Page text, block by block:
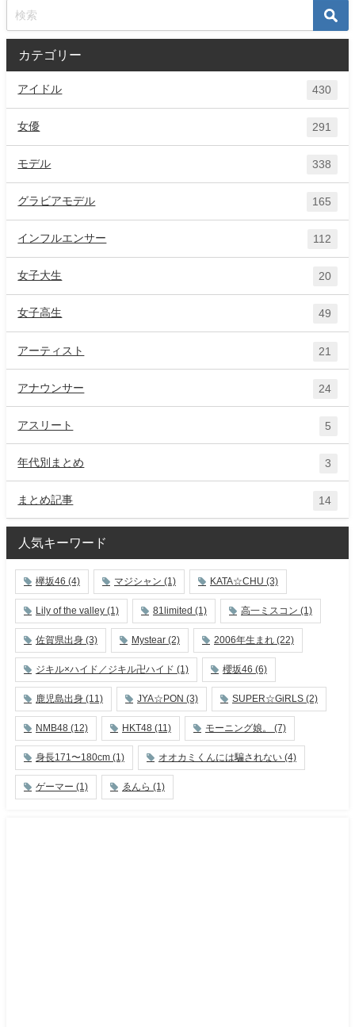
カテゴリー
アイドル 430
女優 291
モデル 338
グラビアモデル 165
インフルエンサー 112
女子大生 20
女子高生 49
アーティスト 21
アナウンサー 24
アスリート 5
年代別まとめ 3
まとめ記事 14
人気キーワード
欅坂46 (4) マジシャン (1) KATA☆CHU (3)
Lily of the valley (1) 81limited (1) 高一ミスコン (1)
佐賀県出身 (3) Mystear (2) 2006年生まれ (22)
ジキル×ハイド／ジキル卍ハイド (1) 櫻坂46 (6)
鹿児島出身 (11) JYA☆PON (3) SUPER☆GiRLS (2)
NMB48 (12) HKT48 (11) モーニング娘。 (7)
身長171〜180cm (1) オオカミくんには騙されない (4)
ゲーマー (1) ゑんら (1)